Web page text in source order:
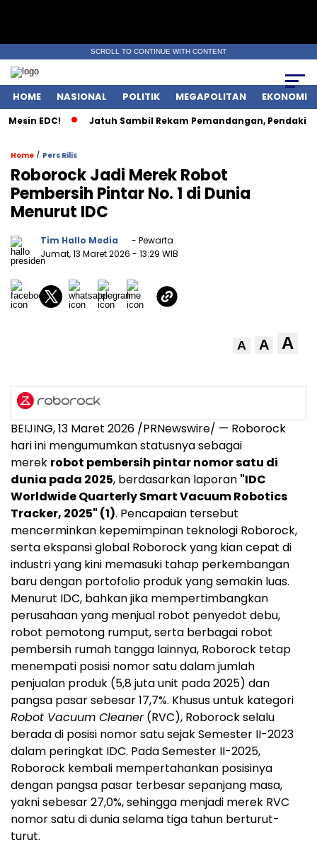
SCROLL TO CONTINUE WITH CONTENT
HOME NASIONAL POLITIK MEGAPOLITAN EKONOMI
EDC! Jatuh Sambil Rekam Pemandangan, Pendaki
Home / Pers Rilis
Roborock Jadi Merek Robot
Pembersih Pintar No. 1 di Dunia
Menurut IDC
Tim Hallo Media
- Pewarta
Jumat, 13 Maret 2026 - 13:29 WIB
A A A
BEIJING,13 Maret 2026 /PRNewswire/ — Roborock
hari ini mengumumkan statusnya sebagai
merek robot pembersih pintar nomor satu di
dunia pada 2025, berdasarkan laporan "IDC
Worldwide Quarterly Smart Vacuum Robotics
Tracker, 2025" (1). Pencapaian tersebut
mencerminkan kepemimpinan teknologi Roborock,
serta ekspansi global Roborock yang kian cepat di
industri yang kini memasuki tahap perkembangan
baru dengan portofolio produk yang semakin luas.
Menurut IDC, bahkan jika mempertimbangkan
perusahaan yang menjual robot penyedot debu,
robot pemotong rumput, serta berbagai robot
pembersih rumah tangga lainnya, Roborock tetap
menempati posisi nomor satu dalam jumlah
penjualan produk (5,8 juta unit pada 2025) dan
pangsa pasar sebesar 17,7%. Khusus untuk kategori
Robot Vacuum Cleaner(RVC), Roborock selalu
berada di posisi nomor satu sejak Semester II-2023
dalam peringkat IDC. Pada Semester II-2025,
Roborock kembali mempertahankan posisinya
dengan pangsa pasar terbesar sepanjang masa,
yakni sebesar 27,0%, sehingga menjadi merek RVC
nomor satu di dunia selama tiga tahun berturut-
turut.